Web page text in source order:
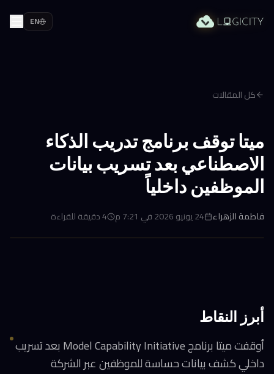
EN
كل المقالات
ميتا توقف برنامج تدريب الذكاء
الاصطناعي بعد تسريب بيانات
الموظفين داخلياً
فاطمة الزهراء 24 يونيو 2026 في 7:21 م 4دقيقة للقراءة
أبرز النقاط
أوقفت ميتا برنامج Model Capability Initiative بعد تسريب
داخلي كشف بيانات حساسة للموظفين عبر الشركة